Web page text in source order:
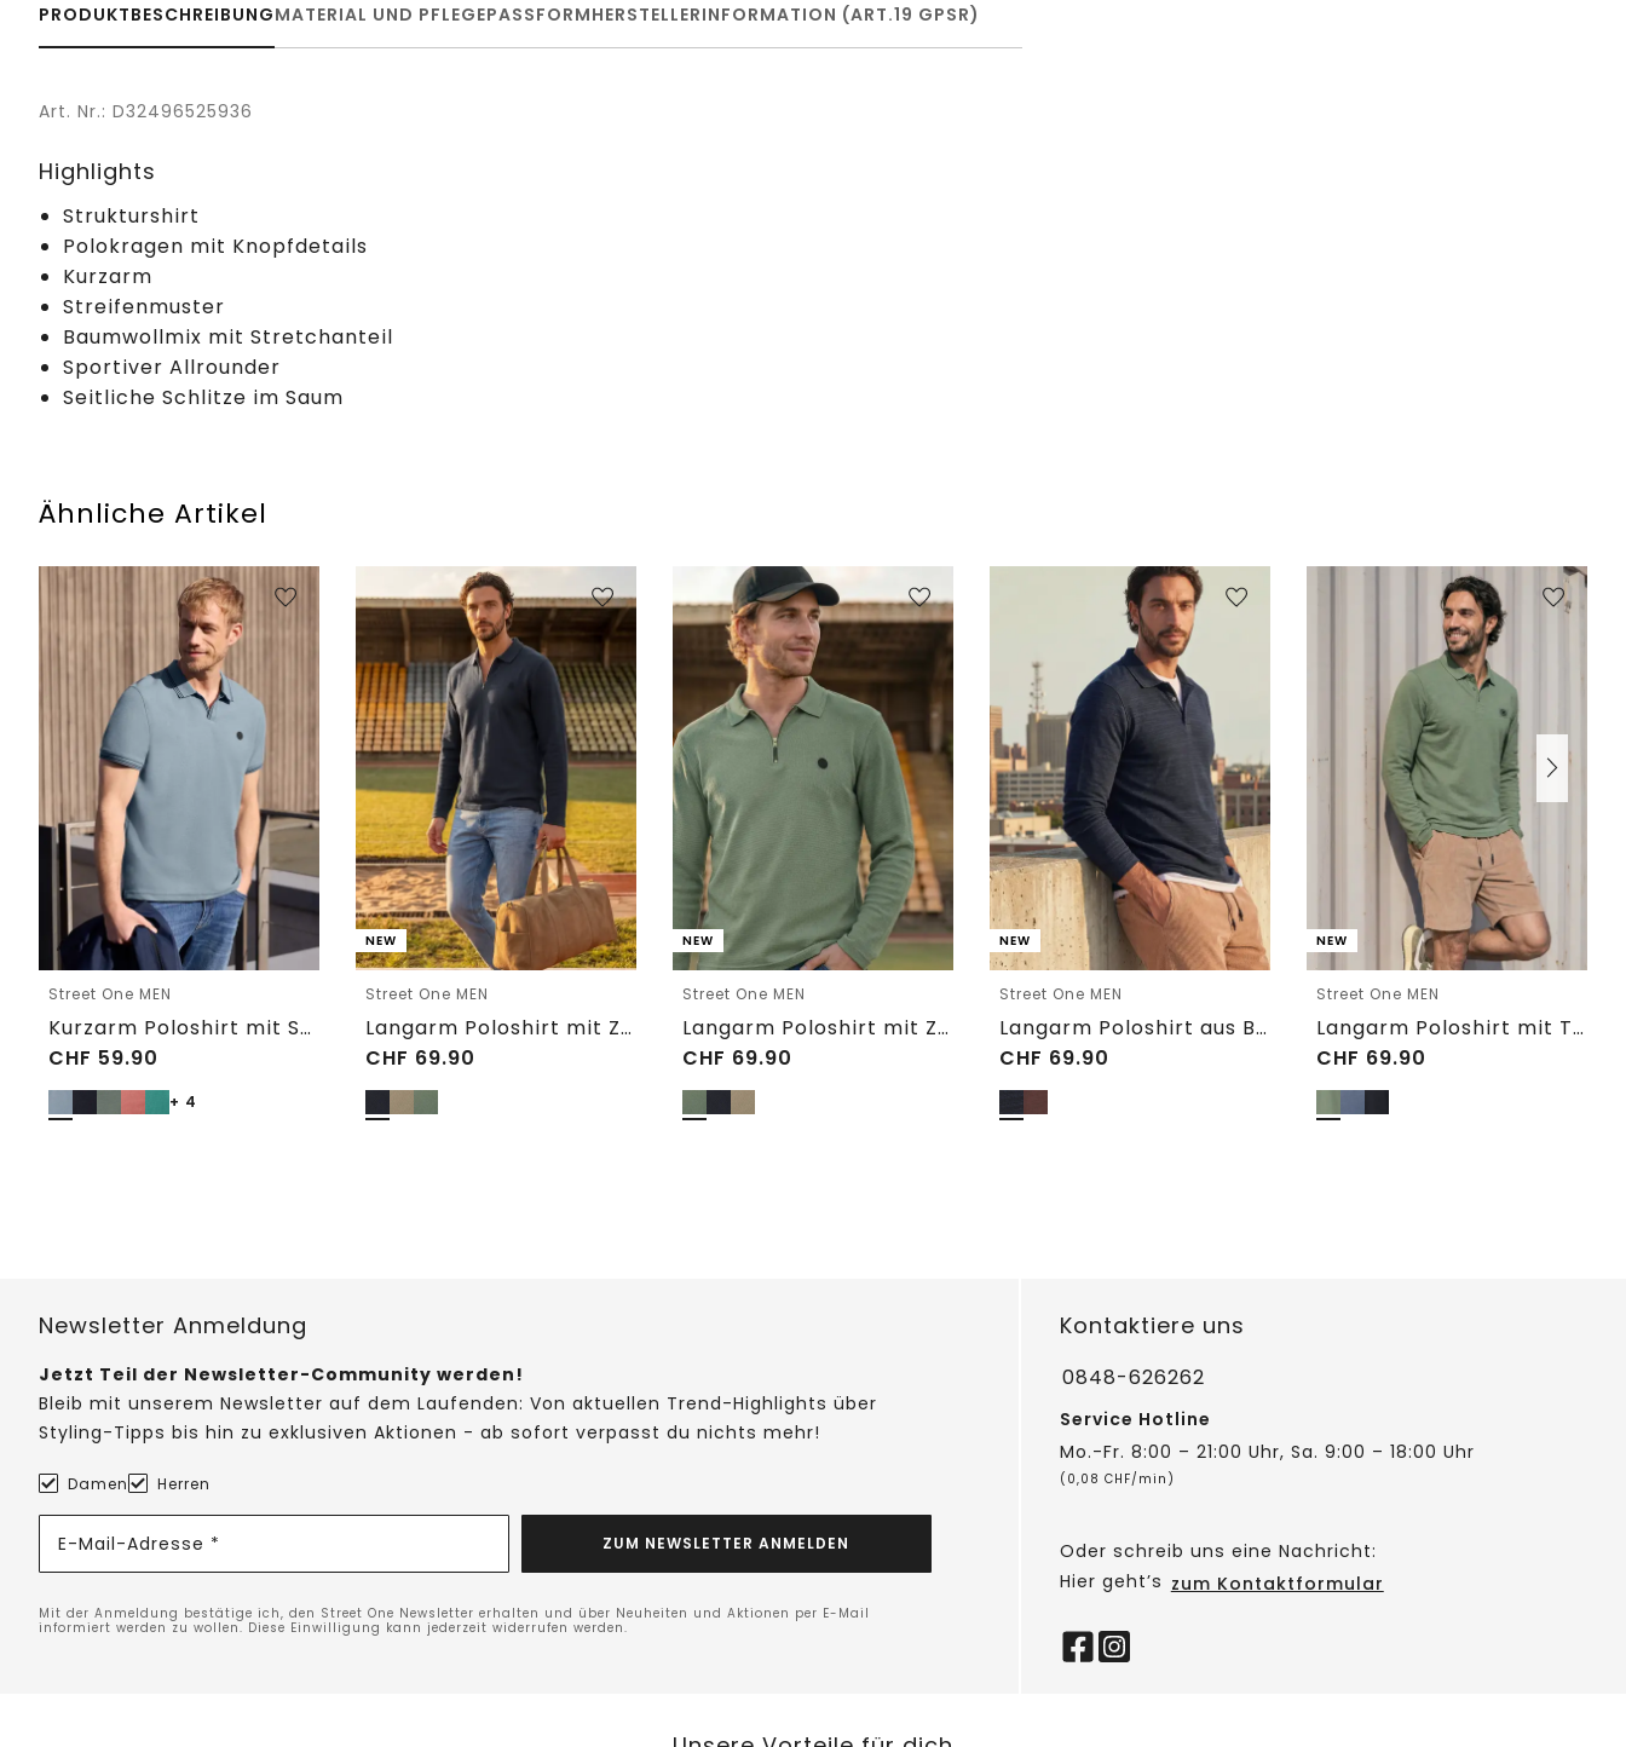
PRODUKTBESCHREIBUNGMATERIAL UND PFLEGEPASSFORMHERSTELLERINFORMATION (ART.19 GPSR)
Art. Nr.: D32496525936
Highlights
Strukturshirt
Polokragen mit Knopfdetails
Kurzarm
Streifenmuster
Baumwollmix mit Stretchanteil
Sportiver Allrounder
Seitliche Schlitze im Saum
Ähnliche Artikel
Street One MEN
Kurzarm Poloshirt mit Struktur
CHF 59.90
+ 4
NEW
Street One MEN
Langarm Poloshirt mit Zipperdetail
CHF 69.90
NEW
Street One MEN
Langarm Poloshirt mit Zipperdetail
CHF 69.90
NEW
Street One MEN
Langarm Poloshirt aus Baumwolle
CHF 69.90
NEW
Street One MEN
Langarm Poloshirt mit Taschendetail
CHF 69.90
Newsletter Anmeldung
Jetzt Teil der Newsletter-Community werden!
Bleib mit unserem Newsletter auf dem Laufenden: Von aktuellen Trend-Highlights über
Styling-Tipps bis hin zu exklusiven Aktionen - ab sofort verpasst du nichts mehr!
Damen Herren
E-Mail-Adresse * ZUM NEWSLETTER ANMELDEN
Mit der Anmeldung bestätige ich, den Street One Newsletter erhalten und über Neuheiten und Aktionen per E-Mail
informiert werden zu wollen. Diese Einwilligung kann jederzeit widerrufen werden.
Kontaktiere uns
0848-626262
Service Hotline
Mo.-Fr. 8:00 – 21:00 Uhr, Sa. 9:00 – 18:00 Uhr
(0,08 CHF/min)
Oder schreib uns eine Nachricht:
Hier geht’s zum Kontaktformular